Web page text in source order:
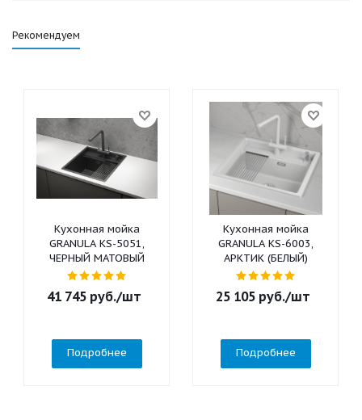
Рекомендуем
Кухонная мойка
GRANULA KS-5051,
ЧЕРНЫЙ МАТОВЫЙ
41 745 руб./шт
Подробнее
Кухонная мойка
GRANULA KS-6003,
АРКТИК (БЕЛЫЙ)
25 105 руб./шт
Подробнее